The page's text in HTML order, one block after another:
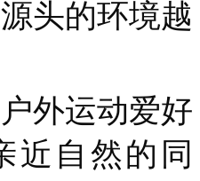
头的环境越
外运动爱好
近自然的同